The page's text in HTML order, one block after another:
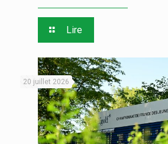
Lire
20 juillet 2026